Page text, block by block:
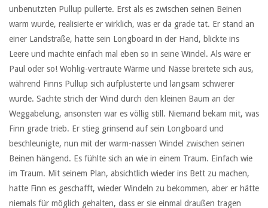
unbenutzten Pullup pullerte. Erst als es zwischen seinen Beinen
warm wurde, realisierte er wirklich, was er da grade tat. Er stand an
einer Landstraße, hatte sein Longboard in der Hand, blickte ins
Leere und machte einfach mal eben so in seine Windel. Als wäre er
Paul oder so! Wohlig-vertraute Wärme und Nässe breitete sich aus,
während Finns Pullup sich aufplusterte und langsam schwerer
wurde. Sachte strich der Wind durch den kleinen Baum an der
Weggabelung, ansonsten war es völlig still. Niemand bekam mit, was
Finn grade trieb. Er stieg grinsend auf sein Longboard und
beschleunigte, nun mit der warm-nassen Windel zwischen seinen
Beinen hängend. Es fühlte sich an wie in einem Traum. Einfach wie
im Traum. Mit seinem Plan, absichtlich wieder ins Bett zu machen,
hatte Finn es geschafft, wieder Windeln zu bekommen, aber er hätte
niemals für möglich gehalten, dass er sie einmal draußen tragen